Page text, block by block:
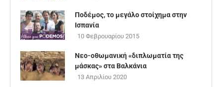
Ποδέμος, το μεγάλο στοίχημα στην
Ισπανία
10 Φεβρουαρίου 2015
Νεο-οθωμανική «διπλωματία της
μάσκας» στα Βαλκάνια
13 Απριλίου 2020